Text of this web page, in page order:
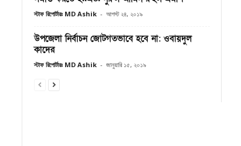
স্টাফ রিপোর্টারঃ MD Ashik - আগস্ট ২৪, ২০১৯
উপজেলা নির্বাচন জোটগতভাবে হবে না: ওবায়দুল
কাদের
স্টাফ রিপোর্টারঃ MD Ashik - জানুয়ারি ১৫, ২০১৯